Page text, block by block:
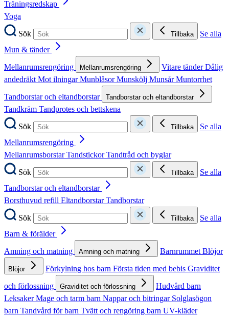
Träningsredskap
Yoga
Sök
Tillbaka
Se alla
Mun & tänder
Mellanrumsrengöring
Mellanrumsrengöring Vitare tänderDålig
andedräktMot ilningarMunblåsorMunskölj MunsårMuntorrhet
Tandborstar och eltandborstar
Tandborstar och eltandborstar
Tandkräm Tandprotes och bettskena
Sök
Tillbaka
Se alla
Mellanrumsrengöring
MellanrumsborstarTandstickorTandtråd och byglar
Sök
Tillbaka
Se alla
Tandborstar och eltandborstar
Borsthuvud refill EltandborstarTandborstar
Sök
Tillbaka
Se alla
Barn & förälder
Amning och matning
Amning och matning BarnrummetBlöjor
Blöjor Förkylning hos barn Första tiden med bebis Graviditet
och förlossning
Graviditet och förlossning
Hudvård barn
LeksakerMage och tarm barn Nappar och bitringar Solglasögon
barn Tandvård för barn Tvätt och rengöring barn UV-kläder